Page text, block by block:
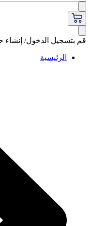
قم بتسجيل الدخول/
الرئيسية